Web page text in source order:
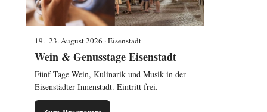
19.–23. August 2026 · Eisenstadt
Wein & Genusstage Eisenstadt
Fünf Tage Wein, Kulinarik und Musik in der
Eisenstädter Innenstadt. Eintritt frei.